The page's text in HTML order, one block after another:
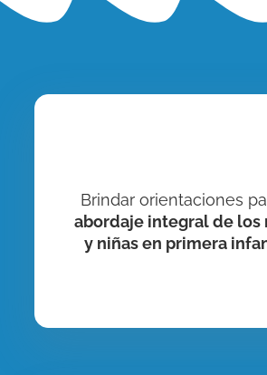
Brindar orientaciones
abordaje integral de los
y niñas en primera